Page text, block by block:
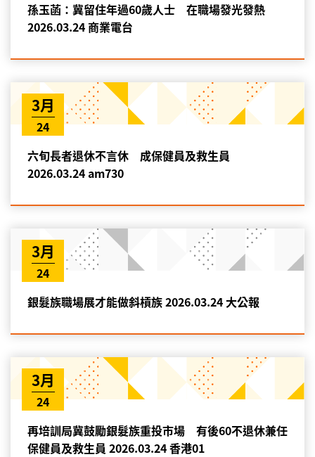
孫玉菡：冀留住年過60歲人士 在職場發光發熱
2026.03.24 商業電台
3月
24
六旬長者退休不言休 成保健員及救生員
2026.03.24 am730
3月
24
銀髮族職場展才能做斜槓族 2026.03.24 大公報
3月
24
再培訓局冀鼓勵銀髮族重投市場 有後60不退休兼任
保健員及救生員 2026.03.24 香港01